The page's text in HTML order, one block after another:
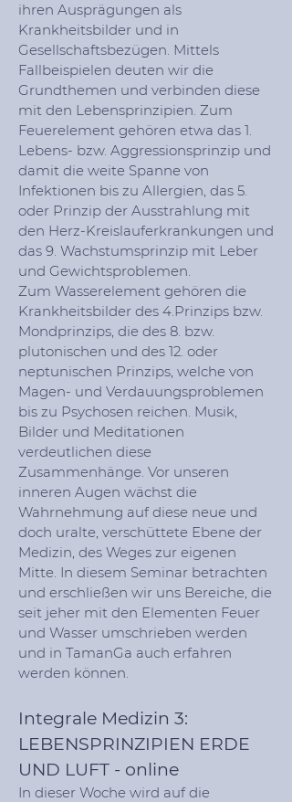
ihren Ausprägungen als
Krankheitsbilder und in
Gesellschaftsbezügen. Mittels
Fallbeispielen deuten wir die
Grundthemen und verbinden diese
mit den Lebensprinzipien. Zum
Feuerelement gehören etwa das 1.
Lebens- bzw. Aggressionsprinzip und
damit die weite Spanne von
Infektionen bis zu Allergien, das 5.
oder Prinzip der Ausstrahlung mit
den Herz-Kreislauferkrankungen und
das 9. Wachstumsprinzip mit Leber
und Gewichtsproblemen.
Zum Wasserelement gehören die
Krankheitsbilder des 4.Prinzips bzw.
Mondprinzips, die des 8. bzw.
plutonischen und des 12. oder
neptunischen Prinzips, welche von
Magen- und Verdauungsproblemen
bis zu Psychosen reichen. Musik,
Bilder und Meditationen
verdeutlichen diese
Zusammenhänge. Vor unseren
inneren Augen wächst die
Wahrnehmung auf diese neue und
doch uralte, verschüttete Ebene der
Medizin, des Weges zur eigenen
Mitte. In diesem Seminar betrachten
und erschließen wir uns Bereiche, die
seit jeher mit den Elementen Feuer
und Wasser umschrieben werden
und in TamanGa auch erfahren
werden können.
Integrale Medizin 3:
LEBENSPRINZIPIEN ERDE
UND LUFT - online
In dieser Woche wird auf die